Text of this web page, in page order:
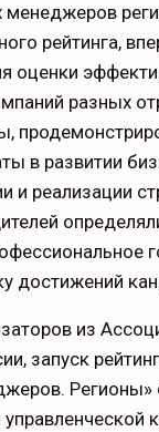
рейтинга,
оценки
разных
в развитии
и реализации
достижений
из
запуск